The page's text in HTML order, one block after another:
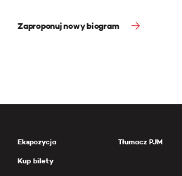
Zaproponuj nowy biogram
Ekspozycja
Kup bilety
Tłumacz PJM